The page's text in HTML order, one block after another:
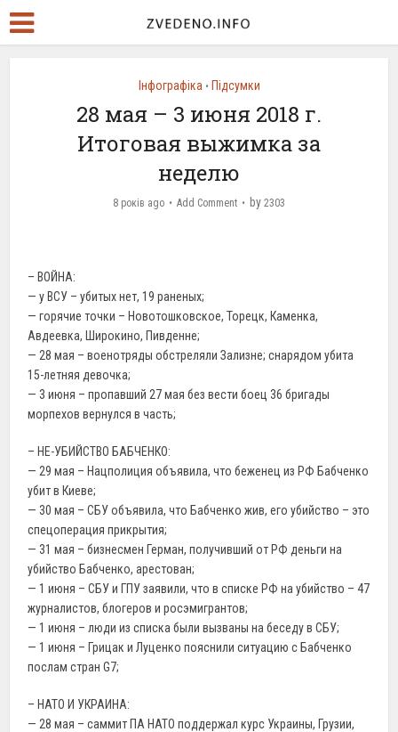
Інфографіка • Підсумки
28 мая – 3 июня 2018 г.
Итоговая выжимка за
неделю
8 років ago Add Comment by 2303
– ВОЙНА:
— у ВСУ – убитых нет, 19 раненых;
— горячие точки – Новотошковское, Торецк, Каменка,
Авдеевка, Широкино, Пивденне;
— 28 мая – военотряды обстреляли Зализне; снарядом убита
15-летняя девочка;
— 3 июня – пропавший 27 мая без вести боец 36 бригады
морпехов вернулся в часть;
– НЕ-УБИЙСТВО БАБЧЕНКО:
— 29 мая – Нацполиция объявила, что беженец из РФ Бабченко
убит в Киеве;
— 30 мая – СБУ объявила, что Бабченко жив, его убийство – это
спецоперация прикрытия;
— 31 мая – бизнесмен Герман, получивший от РФ деньги на
убийство Бабченко, арестован;
— 1 июня – СБУ и ГПУ заявили, что в списке РФ на убийство – 47
журналистов, блогеров и росэмигрантов;
— 1 июня – люди из списка были вызваны на беседу в СБУ;
— 1 июня – Грицак и Луценко пояснили ситуацию с Бабченко
послам стран G7;
– НАТО И УКРАИНА:
— 28 мая – саммит ПА НАТО поддержал курс Украины, Грузии,